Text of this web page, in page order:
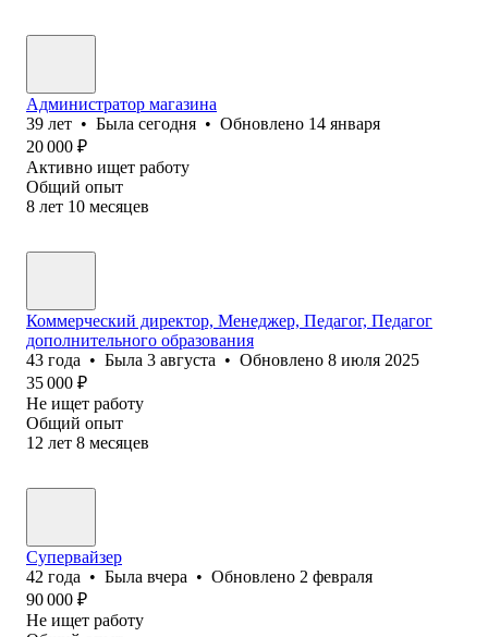
Администратор магазина
39 лет • Была сегодня • Обновлено 14 января
20 000 ₽
Активно ищет работу
Общий опыт
8 лет 10 месяцев
Коммерческий директор, Менеджер, Педагог, Педагог
дополнительного образования
43 года • Была 3 августа • Обновлено 8 июля 2025
35 000 ₽
Не ищет работу
Общий опыт
12 лет 8 месяцев
Супервайзер
42 года • Была вчера • Обновлено 2 февраля
90 000 ₽
Не ищет работу